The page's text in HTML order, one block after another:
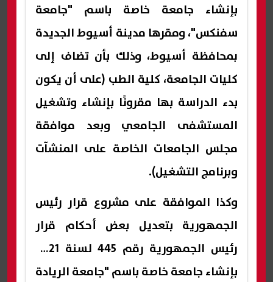
بإنشاء جامعة خاصة باسم "جامعة
سفنكس"، ومقرها مدينة أسيوط الجديدة
بمحافظة أسيوط، وذلك بأن تضاف إلى
كليات الجامعة، كلية الطب (على أن يكون
بدء الدراسة بها مقرونًا بإنشاء وتشغيل
المستشفى الجامعي وبعد موافقة
مجلس الجامعات الخاصة على المنشآت
وبرنامج التشغيل).
وكذا الموافقة على مشروع قرار رئيس
الجمهورية بتعديل بعض أحكام قرار
رئيس الجمهورية رقم 445 لسنة 2021
بإنشاء جامعة خاصة باسم "جامعة الريادة